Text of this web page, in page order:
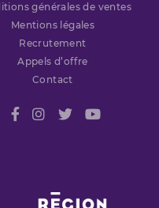
générales de ventes
Mentions légales
Recrutement
Appels d’offre
Contact